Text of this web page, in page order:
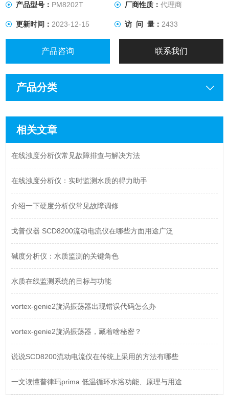
产品型号： PM8202T 厂商性质： 代理商
更新时间：2023-12-15 访 问 量： 2433
产品咨询 联系我们
产品分类
相关文章
在线浊度分析仪常见故障排查与解决方法
在线浊度分析仪：实时监测水质的得力助手
介绍一下硬度分析仪常见故障调修
戈普仪器 SCD8200流动电流仪在哪些方面用途广泛
碱度分析仪：水质监测的关键角色
水质在线监测系统的目标与功能
vortex-genie2旋涡振荡器出现错误代码怎么办
vortex-genie2旋涡振荡器，藏着啥秘密？
说说SCD8200流动电流仪在传统上采用的方法有哪些
一文读懂普律玛prima 低温循环水浴功能、原理与用途